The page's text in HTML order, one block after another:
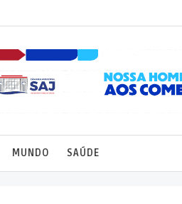
MUNDO SAÚDE